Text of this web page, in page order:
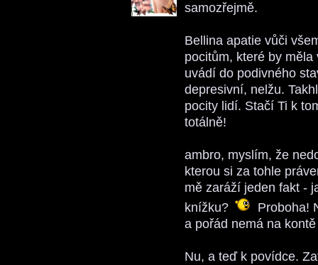
samozřejmě.
Bellina apatie vůči
pocitům, které by
uvádí do podivného
depresivní, nelžu.
pocity lidí. Stačí Ti k
totálně!
ambro, myslím, že
kterou si za tohle
mě zaráží jeden fakt -
knížku?
Proboha!
a pořád nemá na
Nu, a teď k povídce.